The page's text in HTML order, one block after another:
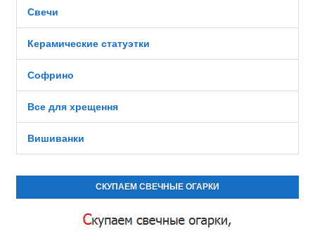
Свечи
Керамические статуэтки
Софрино
Все для хрещення
Вишиванки
СКУПАЕМ СВЕЧНЫЕ ОГАРКИ